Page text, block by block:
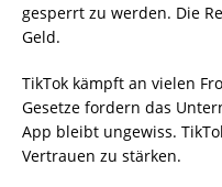
gesperrt zu werden. Die
Geld.
TikTok kämpft an vielen
Gesetze fordern das
App bleibt ungewiss.
Vertrauen zu stärken.